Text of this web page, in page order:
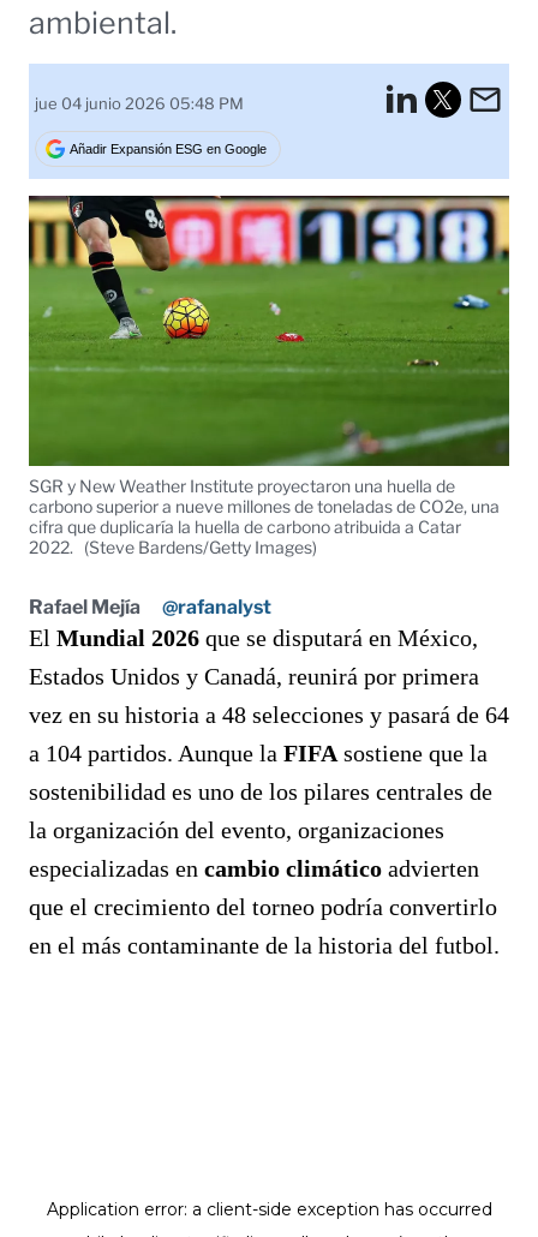
ambiental.
jue 04 junio 2026 05:48 PM
Añadir Expansión ESG en Google
SGR y New Weather Institute proyectaron una huella de
carbono superior a nueve millones de toneladas de CO2e, una
cifra que duplicaría la huella de carbono atribuida a Catar
2022.
(Steve Bardens/Getty Images)
Rafael Mejía @rafanalyst
El Mundial 2026 que se disputará en México,
Estados Unidos y Canadá, reunirá por primera
vez en su historia a 48 selecciones y pasará de 64
a 104 partidos. Aunque la FIFA sostiene que la
sostenibilidad es uno de los pilares centrales de
la organización del evento, organizaciones
especializadas en cambio climático advierten
que el crecimiento del torneo podría convertirlo
en el más contaminante de la historia del futbol.